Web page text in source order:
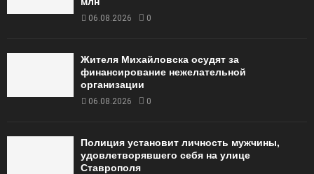
06.08.2026 0
Жителя Михайловска осудят за
финансирование нежелательной
организации
06.08.2026 0
Полиция установит личность мужчины,
удовлетворявшего себя на улице
Ставрополя